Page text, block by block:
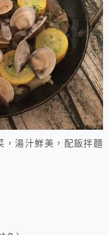
，湯汁鮮美，配飯拌麵